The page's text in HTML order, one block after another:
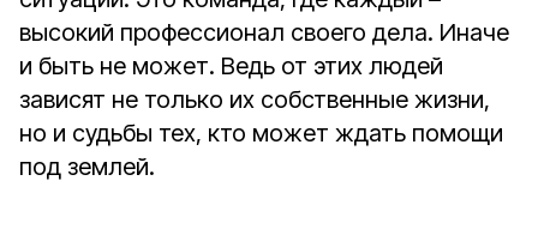
высокий профессионал своего дела. Иначе
и быть не может. Ведь от этих людей
зависят не только их собственные жизни,
но и судьбы тех, кто может ждать помощи
под землей.